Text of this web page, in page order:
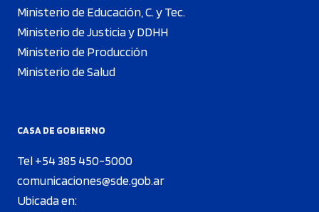
Ministerio de Educación, C. y Tec.
Ministerio de Justicia y DDHH
Ministerio de Producción
Ministerio de Salud
CASA DE GOBIERNO
Tel +54 385 450-5000
comunicaciones@sde.gob.ar
Ubicada en: